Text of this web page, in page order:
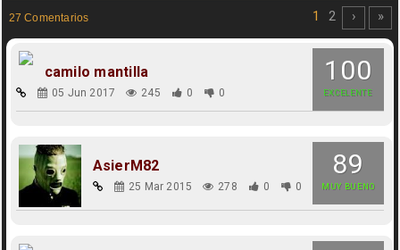
27 Comentarios 1 2 › »
100
EXCELENTE
camilo mantilla
05 Jun 2017 245 0 0
89
MUY BUENO
AsierM82
25 Mar 2015 278 0 0